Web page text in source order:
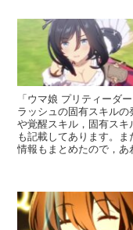
「ウマ娘 プリティーダ
ラッシュの固有スキル
や覚醒スキル，固有ス
も記載してあります。
情報もまとめたので，あ